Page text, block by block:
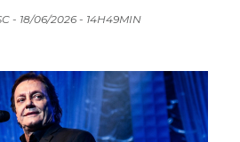
- 18/06/2026 - 14H49MIN